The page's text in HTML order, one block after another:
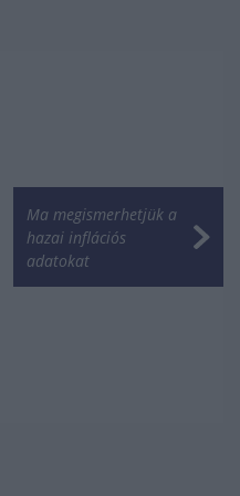
Ma megismerhetjük a
hazai inflációs
adatokat